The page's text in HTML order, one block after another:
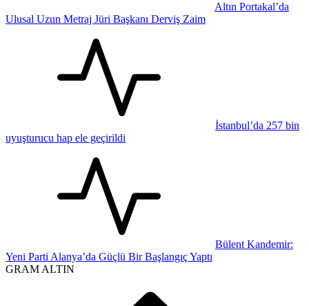
Altın Portakal’da
Ulusal Uzun Metraj Jüri Başkanı Derviş Zaim
İstanbul’da 257 bin
uyuşturucu hap ele geçirildi
Bülent Kandemir:
Yeni Parti Alanya’da Güçlü Bir Başlangıç Yaptı
GRAM ALTIN